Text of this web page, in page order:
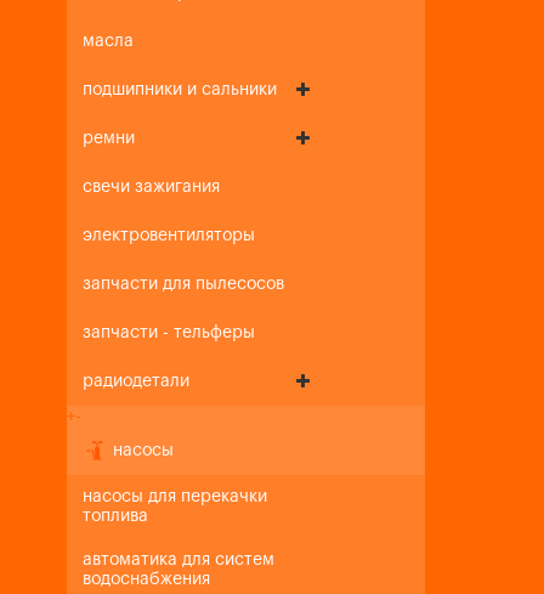
масла
подшипники и сальники
ремни
свечи зажигания
электровентиляторы
запчасти для пылесосов
запчасти - тельферы
радиодетали
+-
насосы
насосы для перекачки
топлива
автоматика для систем
водоснабжения